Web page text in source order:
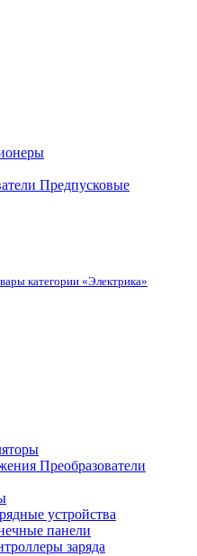
Предпусковые
категории «Электрика»
Преобразователи
устройства
панели
заряда